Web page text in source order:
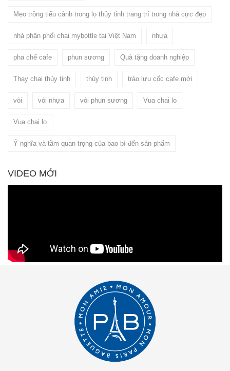
Mẹo trồng tiểu cảnh trong lọ thủy tinh trang trí trong nhà cực đẹp
nhà phân phối chai mybottle tại Việt Nam nhựa
pha chế cafe phun sương Quà tặng doanh nghiệp
Thay chai thủy tinh thủy tinh trào lưu cốc cafe mới
vòi vòi nhựa vòi phun sương Vua chai lo
Vua chai lọ
Ý nghĩa và tầm quan trọng của bao bì đến sản phẩm
VIDEO MỚI